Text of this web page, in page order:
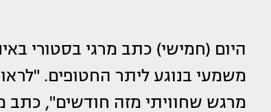
היום (חמישי) כתב מרגי בסטורי
משמעי בנוגע ליתר החטופים.
מרגש שחוויתי מזה חודשים", כתב